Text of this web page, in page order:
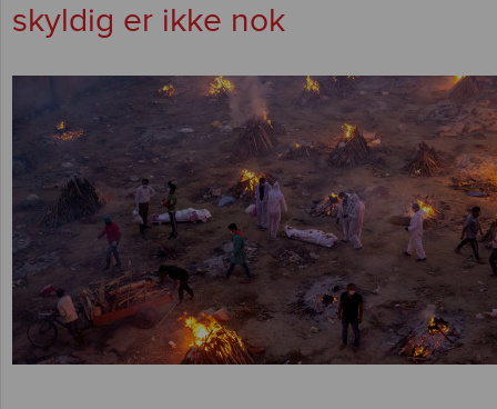
skyldig er ikke nok